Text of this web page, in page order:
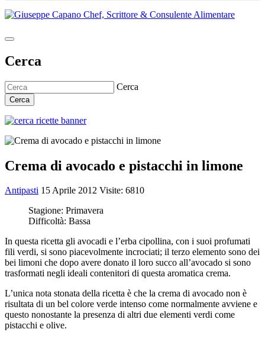
Cerca
Cerca
Cerca
Crema di avocado e pistacchi in limone
Antipasti 15 Aprile 2012 Visite: 6810
Stagione: Primavera
Difficoltà: Bassa
In questa ricetta gli avocadi e l’erba cipollina, con i suoi profumati
fili verdi, si sono piacevolmente incrociati; il terzo elemento sono dei
bei limoni che dopo avere donato il loro succo all’avocado si sono
trasformati negli ideali contenitori di questa aromatica crema.
L’unica nota stonata della ricetta è che la crema di avocado non è
risultata di un bel colore verde intenso come normalmente avviene e
questo nonostante la presenza di altri due elementi verdi come
pistacchi e olive.